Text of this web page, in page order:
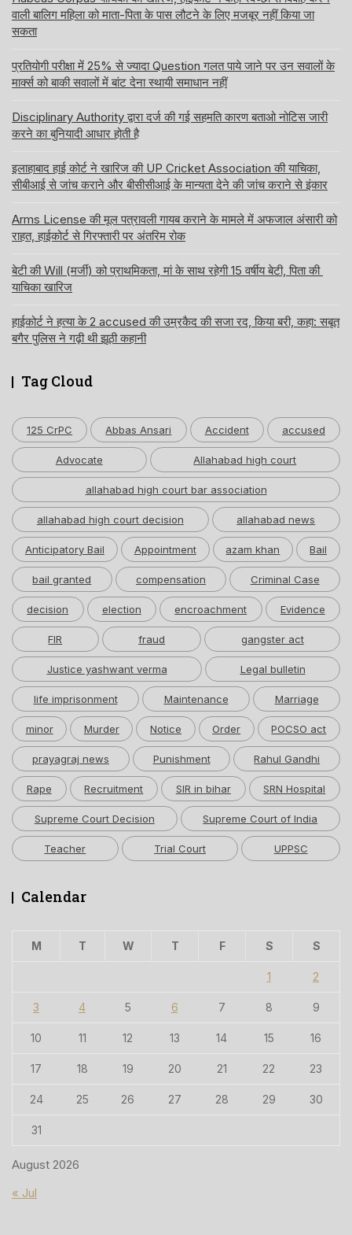
वाली बालिग महिला को माता-पिता के पास लौटने के लिए मजबूर नहीं किया जा
सकता
प्रतियोगी परीक्षा में 25% से ज्यादा Question गलत पाये जाने पर उन सवालों के
मार्क्स को बाकी सवालों में बांट देना स्थायी समाधान नहीं
Disciplinary Authority द्वारा दर्ज की गई सहमति कारण बताओ नोटिस जारी
करने का बुनियादी आधार होती है
इलाहाबाद हाई कोर्ट ने खारिज की UP Cricket Association की याचिका,
सीबीआई से जांच कराने और बीसीसीआई के मान्यता देने की जांच कराने से इंकार
Arms License की मूल पत्रावली गायब कराने के मामले में अफजाल अंसारी को
राहत, हाईकोर्ट से गिरफ्तारी पर अंतरिम रोक
बेटी की Will (मर्जी) को प्राथमिकता, मां के साथ रहेगी 15 वर्षीय बेटी, पिता की
याचिका खारिज
हाईकोर्ट ने हत्या के 2 accused की उम्रकैद की सजा रद, किया बरी, कहा: सबूत
बगैर पुलिस ने गढ़ी थी झूठी कहानी
Tag Cloud
125 CrPC Abbas Ansari Accident accused
Advocate Allahabad high court
allahabad high court bar association
allahabad high court decision allahabad news
Anticipatory Bail Appointment azam khan Bail
bail granted compensation Criminal Case
decision election encroachment Evidence
FIR fraud gangster act
Justice yashwant verma Legal bulletin
life imprisonment Maintenance Marriage
minor Murder Notice Order POCSO act
prayagraj news Punishment Rahul Gandhi
Rape Recruitment SIR in bihar SRN Hospital
Supreme Court Decision Supreme Court of India
Teacher Trial Court UPPSC
Calendar
August 2026
M T W T F S S
1 2
3 4 5 6 7 8 9
10 11 12 13 14 15 16
17 18 19 20 21 22 23
24 25 26 27 28 29 30
31
« Jul